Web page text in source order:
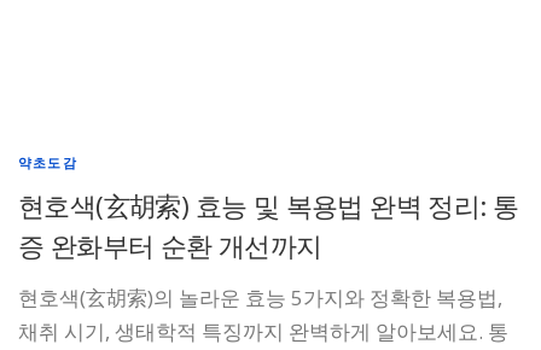
약초도감
현호색(玄胡索) 효능 및 복용법 완벽 정리: 통
증 완화부터 순환 개선까지
현호색(玄胡索)의 놀라운 효능 5가지와 정확한 복용법,
채취 시기, 생태학적 특징까지 완벽하게 알아보세요. 통